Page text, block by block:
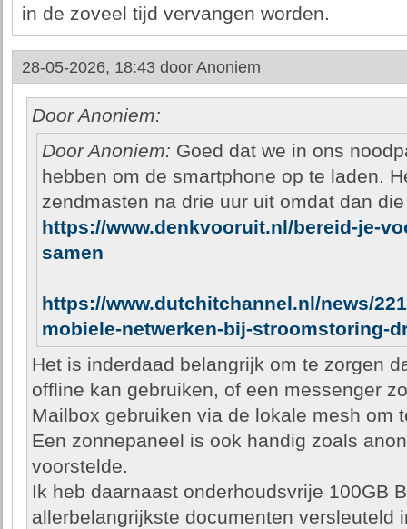
in de zoveel tijd vervangen worden.
28-05-2026, 18:43 door Anoniem
Door Anoniem:
Door Anoniem: Goed dat we in ons
hebben om de smartphone op te laden.
zendmasten na drie uur uit omdat dan
https://www.denkvooruit.nl/bereid-je-
samen
https://www.dutchitchannel.nl/news/
mobiele-netwerken-bij-stroomstoring-
Het is inderdaad belangrijk om te zorgen
offline kan gebruiken, of een messenger
Mailbox gebruiken via de lokale mesh om
Een zonnepaneel is ook handig zoals
voorstelde.
Ik heb daarnaast onderhoudsvrije 100GB
allerbelangrijkste documenten versleuteld